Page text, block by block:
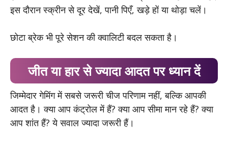
इस दौरान स्क्रीन से दूर देखें, पानी पिएँ, खड़े हों या थोड़ा चलें।
छोटा ब्रेक भी पूरे सेशन की क्वालिटी बदल सकता है।
जीत या हार से ज्यादा आदत पर ध्यान दें
जिम्मेदार गेमिंग में सबसे जरूरी चीज परिणाम नहीं, बल्कि आपकी
आदत है। क्या आप कंट्रोल में हैं? क्या आप सीमा मान रहे हैं? क्या
आप शांत हैं? ये सवाल ज्यादा जरूरी हैं।